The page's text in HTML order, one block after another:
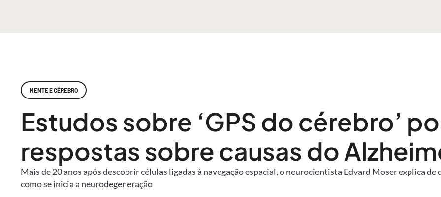
MENTE E CÉREBRO
Estudos sobre ‘GPS do cérebro’
respostas sobre causas do
Mais de 20 anos após descobrir células ligadas à navegação espacial, o neurocientista Edvard Moser explica
como se inicia a neurodegeneração